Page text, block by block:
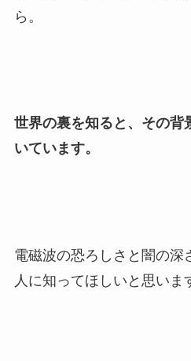
ら。
世界の裏を知ると、その背
いています。
電磁波の恐ろしさと闇の深
人に知ってほしいと思いま